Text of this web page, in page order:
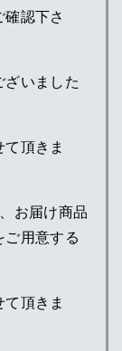
認下さ
ざいました
頂きま
お届け商品
ご用意する
頂きま